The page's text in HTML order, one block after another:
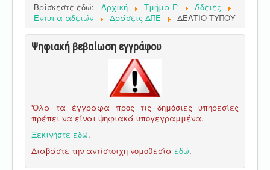
Βρίσκεστε εδώ: Αρχική Τμήμα Γ'
Άδειες
Έντυπα αδειών
Δράσεις ΔΠΕ ΔΕΛΤΙΟ ΤΥΠΟΥ
Ψηφιακή βεβαίωση εγγράφου
'Ολα τα έγγραφα προς τις δημόσιες υπηρεσίες
πρέπει να είναι ψηφιακά υπογεγραμμένα.
Ξεκινήστε εδώ.
Διαβάστε την αντίστοιχη νομοθεσία εδώ.